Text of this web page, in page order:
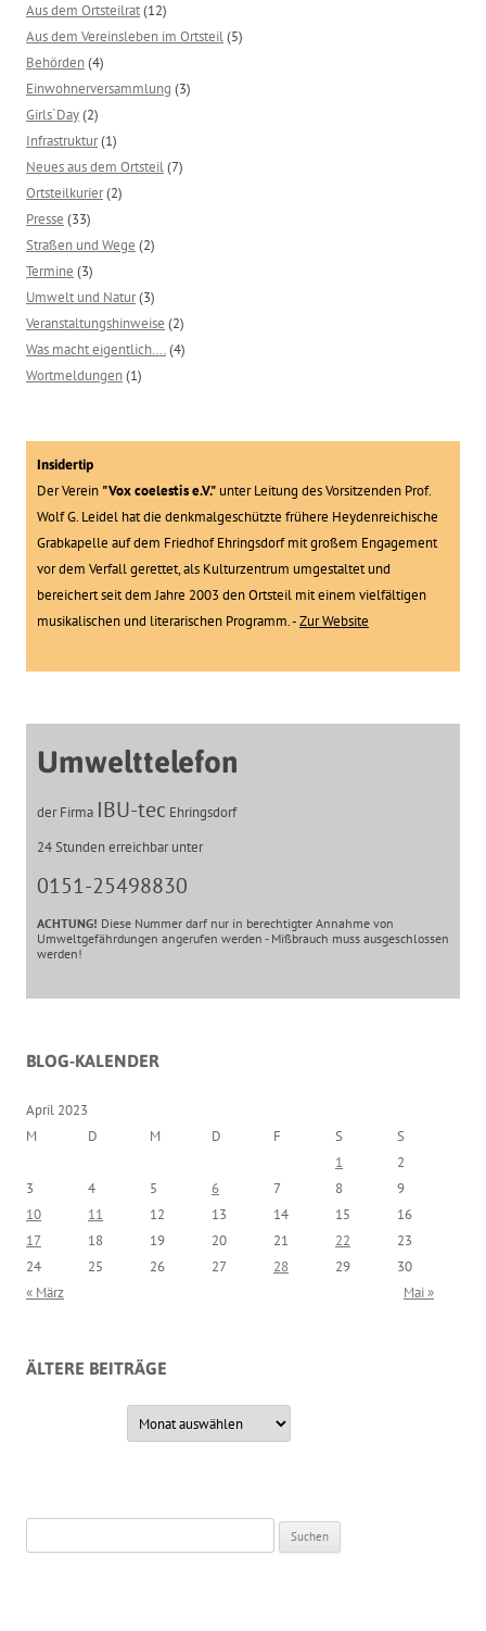
Aus dem Ortsteilrat(12)
Aus dem Vereinsleben im Ortsteil(5)
Behörden(4)
Einwohnerversammlung (3)
Girls`Day(2)
Infrastruktur(1)
Neues aus dem Ortsteil(7)
Ortsteilkurier(2)
Presse (33)
Straßen und Wege (2)
Termine (3)
Umwelt und Natur(3)
Veranstaltungshinweise (2)
Was macht eigentlich….(4)
Wortmeldungen(1)
Insidertip
Der Verein "Vox coelestis e.V."unter Leitung des Vorsitzenden Prof.
Wolf G. Leidel hat die denkmalgeschützte frühere Heydenreichische
Grabkapelle auf dem Friedhof Ehringsdorf mit großem Engagement
vor dem Verfall gerettet, als Kulturzentrum umgestaltet und
bereichert seit dem Jahre 2003 den Ortsteil mit einem vielfältigen
musikalischen und literarischen Programm. -Zur Website
Umwelttelefon
der Firma IBU-tec Ehringsdorf
24 Stunden erreichbar unter
0151-25498830
ACHTUNG! Diese Nummer darf nur in berechtigter Annahme von
Umweltgefährdungen angerufen werden - Mißbrauch muss ausgeschlossen
werden!
BLOG-KALENDER
April 2023
M
D M D F S
S
1
2
3
4 5 6 7 8
9
10
11 12 13 14 15
16
17
18 19 20 21 22
23
24
25 26 27 28 29
30
« März
Mai »
ÄLTERE BEITRÄGE